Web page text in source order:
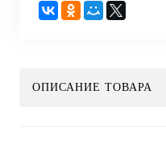
ОПИСАНИЕ ТОВАРА